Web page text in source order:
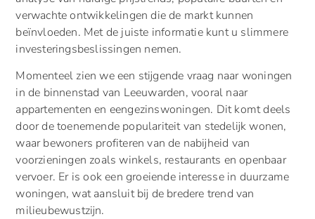
verwachte ontwikkelingen die de markt kunnen
beïnvloeden. Met de juiste informatie kunt u slimmere
investeringsbeslissingen nemen.
Momenteel zien we een stijgende vraag naar woningen
in de binnenstad van Leeuwarden, vooral naar
appartementen en eengezinswoningen. Dit komt deels
door de toenemende populariteit van stedelijk wonen,
waar bewoners profiteren van de nabijheid van
voorzieningen zoals winkels, restaurants en openbaar
vervoer. Er is ook een groeiende interesse in duurzame
woningen, wat aansluit bij de bredere trend van
milieubewustzijn.